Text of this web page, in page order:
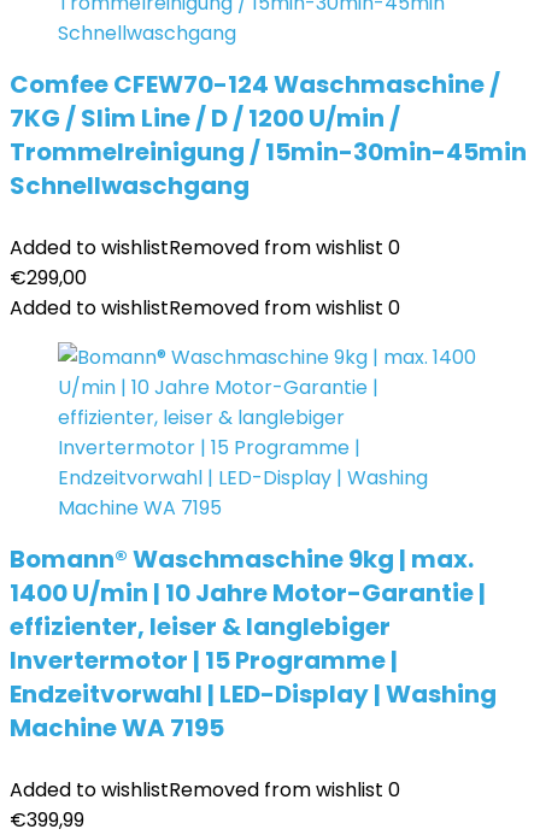
Comfee CFEW70-124 Waschmaschine /
7KG / Slim Line / D / 1200 U/min /
Trommelreinigung / 15min-30min-45min
Schnellwaschgang
Added to wishlistRemoved from wishlist 0
€299,00
Added to wishlistRemoved from wishlist 0
Bomann® Waschmaschine 9kg | max.
1400 U/min | 10 Jahre Motor-Garantie |
effizienter, leiser & langlebiger
Invertermotor | 15 Programme |
Endzeitvorwahl | LED-Display | Washing
Machine WA 7195
Added to wishlistRemoved from wishlist 0
€399,99